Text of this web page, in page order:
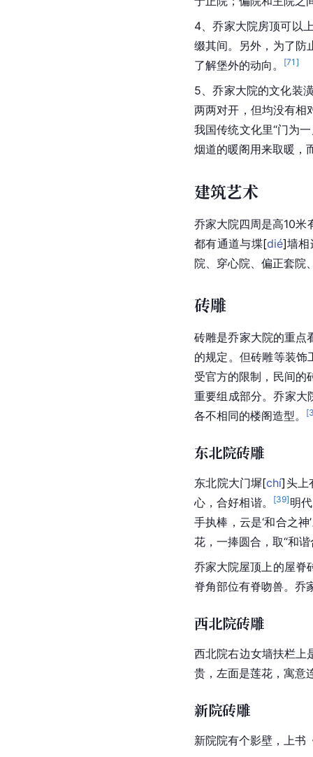
4、乔家大院房顶可以
缀其间。另外，为了防
了解堡外的动向。
[71 ]
5、乔家大院的文化装
两两对开，但均没有相
我国传统文化里“门为
烟道的暖阁用来取暖，
建筑艺术
乔家大院四周是高10米
都有通道与堞[dié]墙相
院、穿心院、偏正套院
砖雕
砖雕是乔家大院的重点
的规定。但砖雕等装饰
受官方的限制，民间的
重要组成部分。乔家大
各不相同的楼阁造型。
[
东北院砖雕
东北院大门墀[chí]头上
心，合好相谐。
[39] 明代
手执棒，云是‘和合之
花，一捧圆合，取“和
乔家大院屋顶上的屋脊
脊角部位有脊吻兽。乔
西北院砖雕
西北院右边女墙扶栏上
贵，左面是莲花，寓意
新院砖雕
新院院有个影壁 ，上书